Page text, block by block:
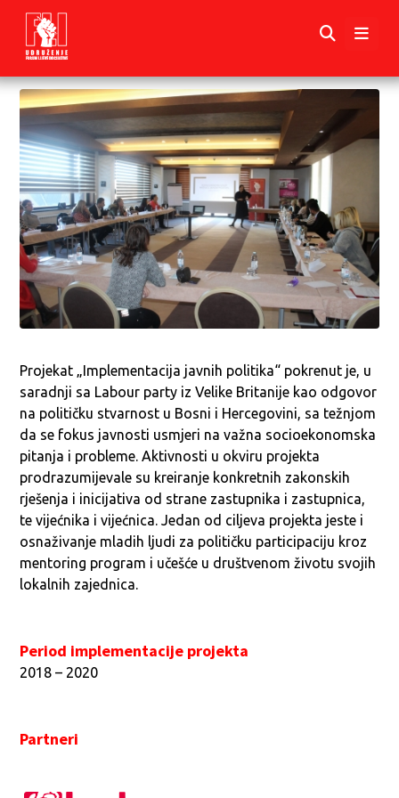
Projekat „Implementacija javnih politika“ pokrenut je, u
saradnji sa Labour party iz Velike Britanije kao odgovor
na političku stvarnost u Bosni i Hercegovini, sa težnjom
da se fokus javnosti usmjeri na važna socioekonomska
pitanja i probleme. Aktivnosti u okviru projekta
prodrazumijevale su kreiranje konkretnih zakonskih
rješenja i inicijativa od strane zastupnika i zastupnica,
te vijećnika i vijećnica. Jedan od ciljeva projekta jeste i
osnaživanje mladih ljudi za političku participaciju kroz
mentoring program i učešće u društvenom životu svojih
lokalnih zajednica.
Period implementacije projekta
2018 – 2020
Partneri